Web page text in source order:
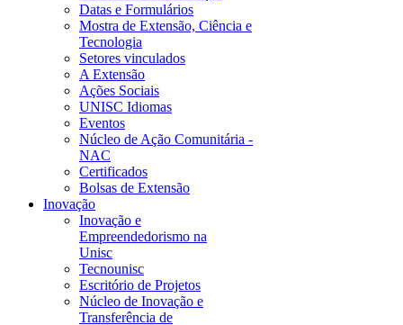
Datas e Formulários
Mostra de Extensão, Ciência e
Tecnologia
Setores vinculados
A Extensão
Ações Sociais
UNISC Idiomas
Eventos
Núcleo de Ação Comunitária -
NAC
Certificados
Bolsas de Extensão
Inovação
Inovação e
Empreendedorismo na
Unisc
Tecnounisc
Escritório de Projetos
Núcleo de Inovação e
Transferência de